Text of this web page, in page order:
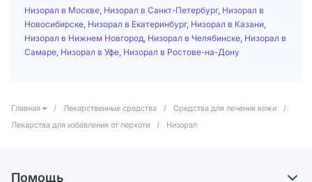
Низорал в Москве Низорал в Санкт-Петербург, Низорал в
Новосибирске Низорал в Екатеринбург, Низорал в Казани
Низорал в Нижнем Новгород Низорал в Челябинске Низорал в
Самаре Низорал в Уфе Низорал в Ростове-на-Дону
Главная / Лекарственные средства / Средства для лечения кожи
/
Лекарства для избавления от перхоти
/ Низорал
Помощь